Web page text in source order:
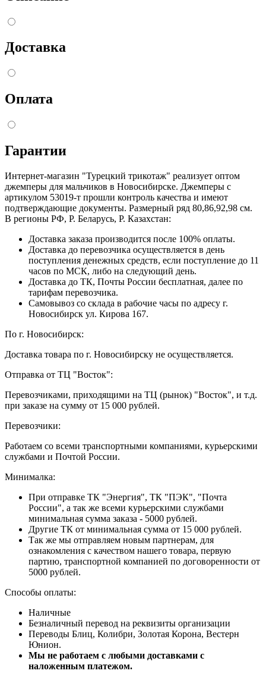
Доставка
Оплата
Гарантии
Интернет-магазин "Турецкий трикотаж" реализует оптом
джемперы для мальчиков в Новосибирске. Джемперы с
артикулом 53019-т прошли контроль качества и имеют
подтверждающие документы. Размерный ряд 80,86,92,98 см.
В регионы РФ, Р. Беларусь, Р. Казахстан:
Доставка заказа производится после 100% оплаты.
Доставка до перевозчика осуществляется в день
поступления денежных средств, если поступление до 11
часов по МСК, либо на следующий день.
Доставка до ТК, Почты России бесплатная, далее по
тарифам перевозчика.
Самовывоз со склада в рабочие часы по адресу г.
Новосибирск ул. Кирова 167.
По г. Новосибирск:
Доставка товара по г. Новосибирску не осуществляется.
Отправка от ТЦ "Восток":
Перевозчиками, приходящими на ТЦ (рынок) "Восток", и т.д.
при заказе на сумму от 15 000 рублей.
Перевозчики:
Работаем со всеми транспортными компаниями, курьерскими
службами и Почтой России.
Минималка:
При отправке ТК "Энергия", ТК "ПЭК", "Почта
России", а так же всеми курьерскими службами
минимальная сумма заказа - 5000 рублей.
Другие ТК от минимальная сумма от 15 000 рублей.
Так же мы отправляем новым партнерам, для
ознакомления с качеством нашего товара, первую
партию, транспортной компанией по договоренности от
5000 рублей.
Способы оплаты:
Наличные
Безналичный перевод на реквизиты организации
Переводы Блиц, Колибри, Золотая Корона, Вестерн
Юнион.
Мы не работаем с любыми доставками с
наложенным платежом.